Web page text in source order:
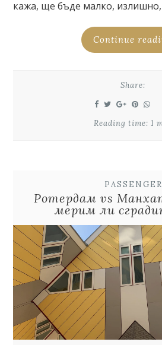
кажа, ще бъде малко,
Continue
Share:
Reading time: 1
PASSENGER
Ротердам vs
мерим ли